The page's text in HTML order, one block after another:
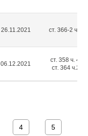
26.11.2021 ст. 366-2 ч.1
06.12.2021
ст. 358 ч. 4,
ст. 364 ч.2
4 5